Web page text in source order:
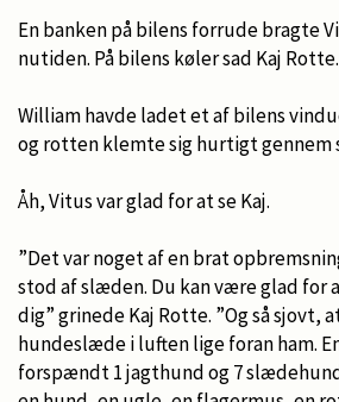
En banken på bilens forrude bragte
nutiden. På bilens køler sad Kaj Rotte.
William havde ladet et af bilens
og rotten klemte sig hurtigt gennem
Åh, Vitus var glad for at se Kaj.
”Det var noget af en brat
stod af slæden. Du kan være glad for
dig” grinede Kaj Rotte. ”Og så sjovt,
hundeslæde i luften lige foran ham.
forspændt 1 jagthund og 7